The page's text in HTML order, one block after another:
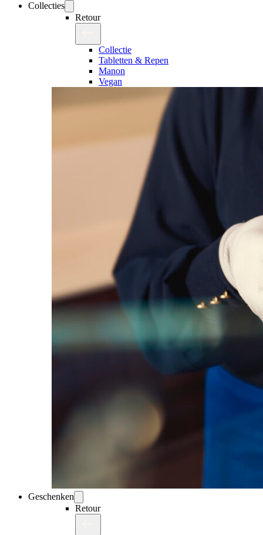
Collecties
Retour
Collectie
Tabletten & Repen
Manon
Vegan
Geschenken
Retour